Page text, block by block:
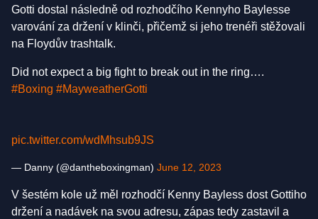
Gotti dostal následně od rozhodčího Kennyho Baylesse
varování za držení v klinči, přičemž si jeho trenéři stěžovali
na Floydův trashtalk.
Did not expect a big fight to break out in the ring….
#Boxing #MayweatherGotti
pic.twitter.com/wdMhsub9JS
— Danny (@dantheboxingman) June 12, 2023
V šestém kole už měl rozhodčí Kenny Bayless dost Gottiho
držení a nadávek na svou adresu, zápas tedy zastavil a